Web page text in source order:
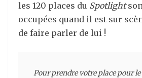
les 120 places du Spotlight
occupées quand il est sur
de faire parler de lui !
Pour prendre votre place pour le